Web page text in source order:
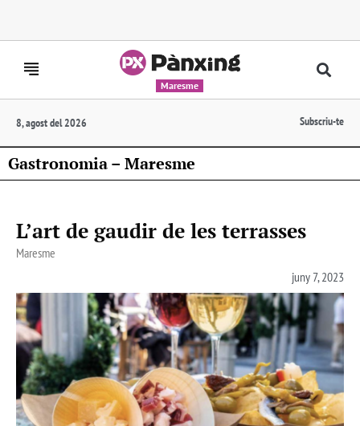
Maresme
8, agost del 2026 Subscriu-te
Gastronomia – Maresme
L’art de gaudir de les terrasses
Maresme
juny 7, 2023